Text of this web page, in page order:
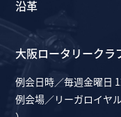
沿革
大阪ロータリークラ
例会日時／毎週金曜日
例会場／リーガロイヤ